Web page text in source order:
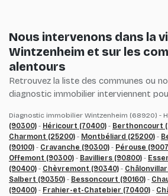
Nous intervenons dans la
Wintzenheim et sur les
alentours
Retrouvez la liste des communes ou
diagnostic immobilier interviennent
Diagnostic immobilier Wintzenheim (68920) -
(90300) - Héricourt (70400) - Berthoncourt
Charmont (25200) - Montbéliard (25200) -
(90100) - Cravanche (90300) - Pérouse
Offemont (90300) - Bavilliers (90800) -
(90400) - Chèvremont (90340) -
Salbert (90350) - Bessoncourt (90160) -
(90400) - Frahier-et-Chatebier (70400) -